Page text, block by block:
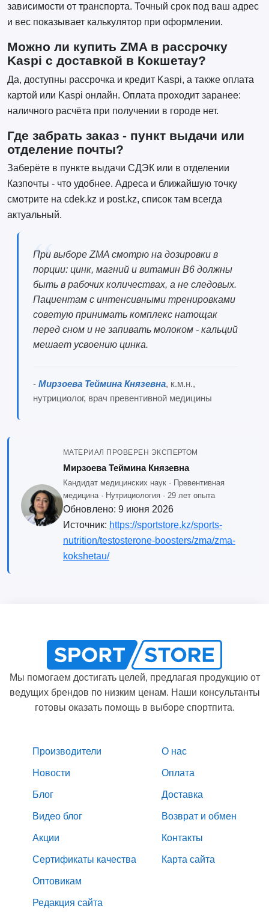
зависимости от транспорта. Точный срок под ваш адрес
и вес показывает калькулятор при оформлении.
Можно ли купить ZMA в рассрочку
Kaspi с доставкой в Кокшетау?
Да, доступны рассрочка и кредит Kaspi, а также оплата
картой или Kaspi онлайн. Оплата проходит заранее:
наличного расчёта при получении в городе нет.
Где забрать заказ - пункт выдачи или
отделение почты?
Заберёте в пункте выдачи СДЭК или в отделении
Казпочты - что удобнее. Адреса и ближайшую точку
смотрите на cdek.kz и post.kz, список там всегда
актуальный.
При выборе ZMA смотрю на дозировки в
порции: цинк, магний и витамин B6 должны
быть в рабочих количествах, а не следовых.
Пациентам с интенсивными тренировками
советую принимать комплекс натощак
перед сном и не запивать молоком - кальций
мешает усвоению цинка.
- Мирзоева Теймина Князевна, к.м.н.,
нутрициолог, врач превентивной медицины
МАТЕРИАЛ ПРОВЕРЕН ЭКСПЕРТОМ
Мирзоева Теймина Князевна
Кандидат медицинских наук · Превентивная
медицина · Нутрициология · 29 лет опыта
Обновлено: 9 июня 2026
Источник: https://sportstore.kz/sports-
nutrition/testosterone-boosters/zma/zma-
kokshetau/
Мы помогаем достигать целей, предлагая продукцию от
ведущих брендов по низким ценам. Наши консультанты
готовы оказать помощь в выборе спортпита.
Производители
Новости
Блог
Видео блог
Акции
Сертификаты качества
Оптовикам
Редакция сайта
О нас
Оплата
Доставка
Возврат и обмен
Контакты
Карта сайта